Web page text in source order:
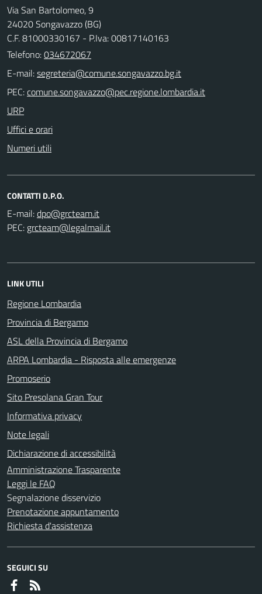
Via San Bartolomeo, 9
24020 Songavazzo (BG)
C.F. 81000330167 - P.Iva: 00817140163
Telefono:034672067
E-mail:
PEC:
URP
Uffici e orari
Numeri utili
CONTATTI D.P.O.
E-mail:
PEC:
LINK UTILI
Regione Lombardia
Provincia di Bergamo
ASL della Provincia di Bergamo
ARPA Lombardia - Risposta alle emergenze
Promoserio
Sito Presolana Gran Tour
Informativa privacy
Note legali
Dichiarazione di accessibilità
Amministrazione Trasparente
Leggi le FAQ
Segnalazione disservizio
Prenotazione appuntamento
Richiesta d'assistenza
SEGUICI SU